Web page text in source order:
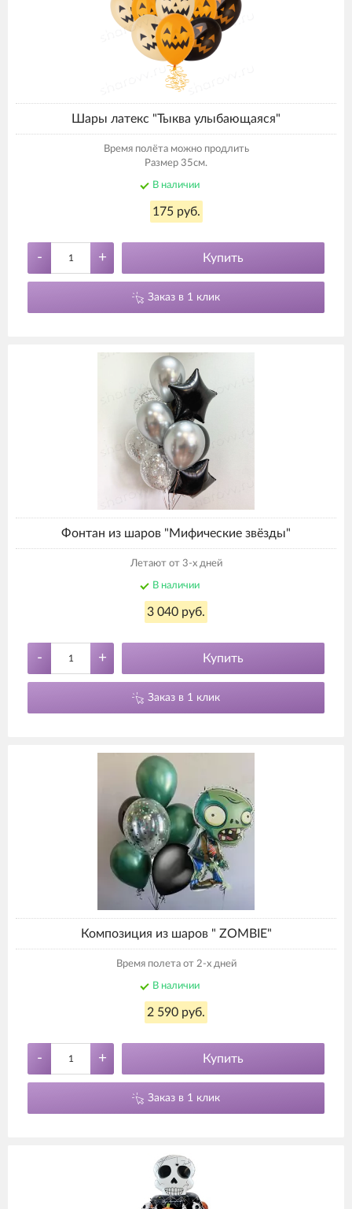
Шары латекс "Тыква улыбающаяся"
Время полёта можно продлить
Размер 35см.
В наличии
175 руб.
- + Купить
Заказ в 1 клик
Фонтан из шаров "Мифические звёзды"
Летают от 3-х дней
В наличии
3 040 руб.
- + Купить
Заказ в 1 клик
Композиция из шаров " ZOMBIE"
Время полета от 2-х дней
В наличии
2 590 руб.
- + Купить
Заказ в 1 клик